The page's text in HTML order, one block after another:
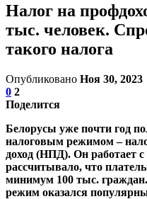
Налог на
тыс. человек.
такого налога
Опубликовано Ноя 30, 2023
0 2
Поделится
Белорусы уже почти год
налоговым режимом –
доход (НПД). Он работает
рассчитывало, что
минимум 100 тыс.
режим оказался